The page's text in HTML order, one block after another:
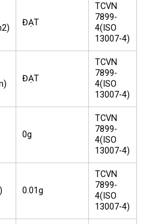
ĐẠT
TCVN
7899-
4(ISO
13007-4)
ĐẠT
TCVN
7899-
4(ISO
13007-4)
0g
TCVN
7899-
4(ISO
13007-4)
0.01g
TCVN
7899-
4(ISO
13007-4)